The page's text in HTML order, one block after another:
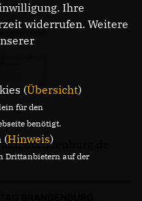
BRANDENBURG
Ihre
widerrufen. Weitere
(Übersicht)
für den
benötigt.
(Hinweis)
Drittanbietern auf der